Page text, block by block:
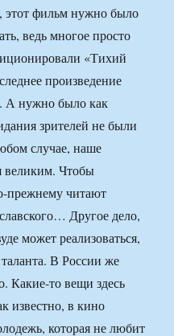
этот фильм нужно было
ведь многое просто
«Тихий
произведение
А нужно было как
зрителей не были
случае, наше
великим. Чтобы
прежнему читают
Другое дело,
может реализоваться,
таланта. В России же
Какие-то вещи здесь
известно, в кино
которая не любит